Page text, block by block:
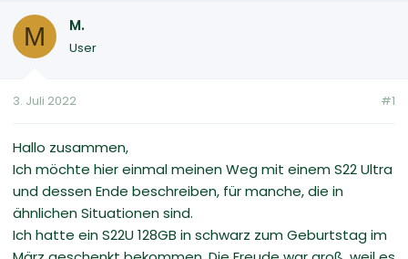
e
m
M M.
User
3. Juli 2022 #1
Hallo zusammen,
Ich möchte hier einmal meinen Weg mit einem S22 Ultra
und dessen Ende beschreiben, für manche, die in
ähnlichen Situationen sind.
Ich hatte ein S22U 128GB in schwarz zum Geburtstag im